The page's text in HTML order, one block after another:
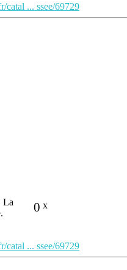
catal ... ssee/69729
0 x
La
catal ... ssee/69729